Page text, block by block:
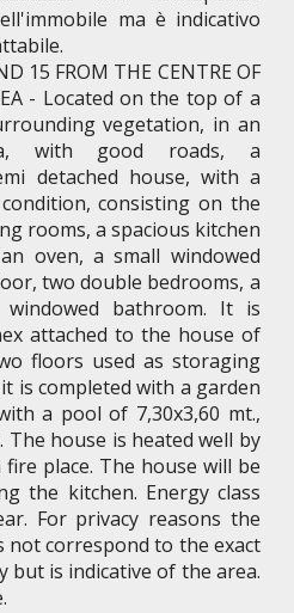
ma è indicativo
15 FROM THE CENTRE OF
- Located on the top of a
vegetation, in an
with good roads, a
detached house, with a
consisting on the
rooms, a spacious kitchen
oven, a small windowed
two double bedrooms, a
bathroom. It is
attached to the house of
floors used as storaging
is completed with a garden
a pool of 7,30x3,60 mt.,
The house is heated well by
place. The house will be
the kitchen. Energy class
For privacy reasons the
not correspond to the exact
is indicative of the area.